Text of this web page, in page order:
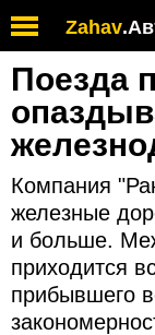
Zahav.
Поезда
Компания
железные
и больше.
приходится
прибывшего